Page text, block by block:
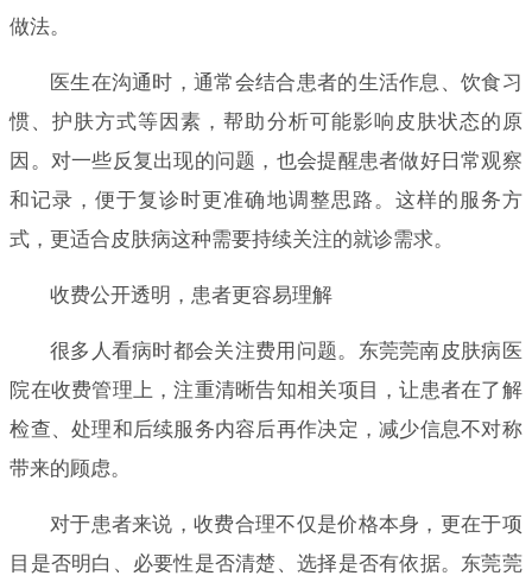
做法。
医生在沟通时，通常会结合患者的生活作息、饮食习
惯、护肤方式等因素，帮助分析可能影响皮肤状态的原
因。对一些反复出现的问题，也会提醒患者做好日常观察
和记录，便于复诊时更准确地调整思路。这样的服务方
式，更适合皮肤病这种需要持续关注的就诊需求。
收费公开透明，患者更容易理解
很多人看病时都会关注费用问题。东莞莞南皮肤病医
院在收费管理上，注重清晰告知相关项目，让患者在了解
检查、处理和后续服务内容后再作决定，减少信息不对称
带来的顾虑。
对于患者来说，收费合理不仅是价格本身，更在于项
目是否明白、必要性是否清楚、选择是否有依据。东莞莞